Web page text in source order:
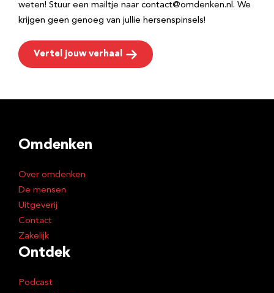
weten! Stuur een mailtje naar contact@omdenken.nl. We
krijgen geen genoeg van jullie hersenspinsels!
Vertel jouw verhaal
Omdenken
Over omdenken
De mensen
Uitgeverij
Contact
Zakelijk
Ontdek
Podcast